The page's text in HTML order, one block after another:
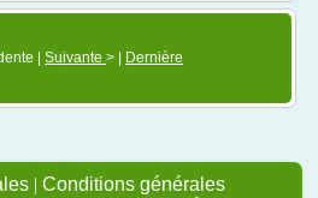
| Suivante > |
Dernière
| Conditions générales